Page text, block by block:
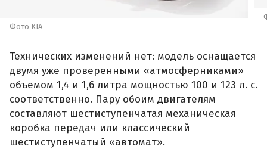
Фото KIA
Технических изменений нет: модель оснащается
двумя уже проверенными «атмосферниками»
объемом 1,4 и 1,6 литра мощностью 100 и 123 л. с.
соответственно. Пару обоим двигателям
составляют шестиступенчатая механическая
коробка передач или классический
шестиступенчатый «автомат».